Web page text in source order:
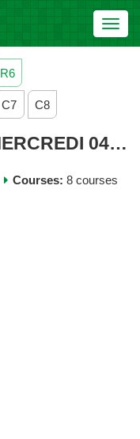
R6
C7 C8
R3 - MAUQUENCHY - MERCREDI 04 FEVRIER 2026
Courses: 8 courses